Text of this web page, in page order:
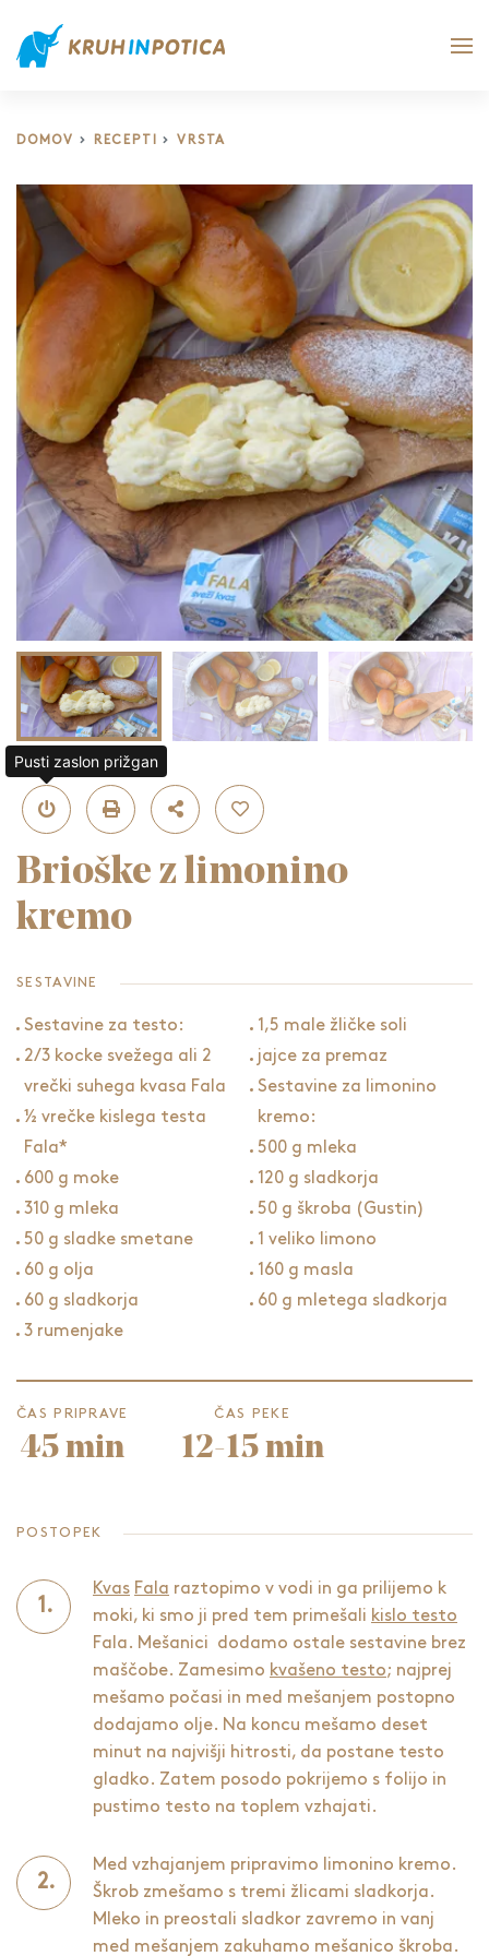
DOMOV RECEPTI VRSTA
Brioške z limonino
kremo
SESTAVINE
Sestavine za testo:
2/3 kocke svežega ali 2
vrečki suhega kvasa Fala
½ vrečke kislega testa
Fala*
600 g moke
310 g mleka
50 g sladke smetane
60 g olja
60 g sladkorja
3 rumenjake
1,5 male žličke soli
jajce za premaz
Sestavine za limonino
kremo:
500 g mleka
120 g sladkorja
50 g škroba (Gustin)
1 veliko limono
160 g masla
60 g mletega sladkorja
ČAS PRIPRAVE
45 min
ČAS PEKE
12-15 min
POSTOPEK
Kvas Fala raztopimo v vodi in ga prilijemo k
moki, ki smo ji pred tem primešali kislo testo
Fala. Mešanici dodamo ostale sestavine brez
maščobe. Zamesimo kvašeno testo; najprej
mešamo počasi in med mešanjem postopno
dodajamo olje. Na koncu mešamo deset
minut na najvišji hitrosti, da postane testo
gladko. Zatem posodo pokrijemo s folijo in
pustimo testo na toplem vzhajati.
Med vzhajanjem pripravimo limonino kremo.
Škrob zmešamo s tremi žlicami sladkorja.
Mleko in preostali sladkor zavremo in vanj
med mešanjem zakuhamo mešanico škroba.
Pusti zaslon prižgan